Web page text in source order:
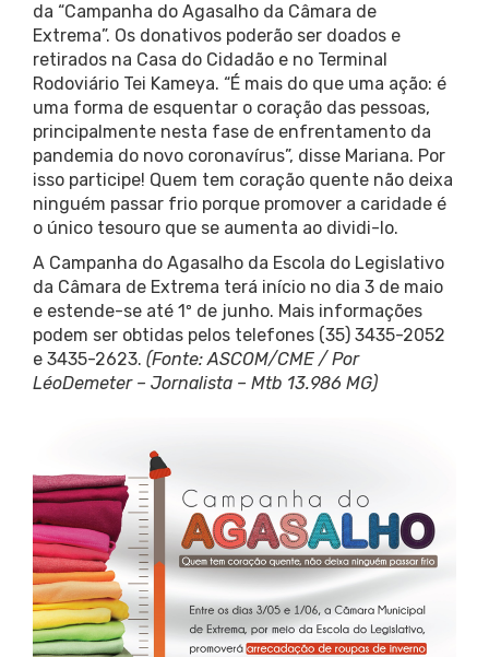
da “Campanha do Agasalho da Câmara de
Extrema”. Os donativos poderão ser doados e
retirados na Casa do Cidadão e no Terminal
Rodoviário Tei Kameya. “É mais do que uma ação: é
uma forma de esquentar o coração das pessoas,
principalmente nesta fase de enfrentamento da
pandemia do novo coronavírus”, disse Mariana. Por
isso participe! Quem tem coração quente não deixa
ninguém passar frio porque promover a caridade é
o único tesouro que se aumenta ao dividi-lo.
A Campanha do Agasalho da Escola do Legislativo
da Câmara de Extrema terá início no dia 3 de maio
e estende-se até 1º de junho. Mais informações
podem ser obtidas pelos telefones (35) 3435-2052
e 3435-2623. (Fonte: ASCOM/CME / Por
LéoDemeter – Jornalista – Mtb 13.986 MG)